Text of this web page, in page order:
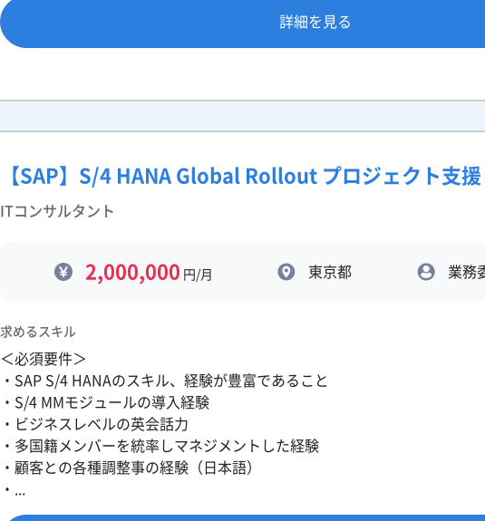
詳細を見る
【SAP】S/4 HANA Global Rollout プロジェクト支援
ITコンサルタント
2,000,000 円/月 東京都 業務
求めるスキル
＜必須要件＞
・SAP S/4 HANAのスキル、経験が豊富であること
・S/4 MMモジュールの導入経験
・ビジネスレベルの英会話力
・多国籍メンバーを統率しマネジメントした経験
・顧客との各種調整事の経験（日本語）
・...